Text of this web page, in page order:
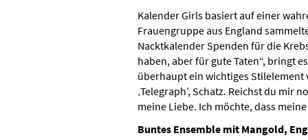
Kalender Girls basiert auf einer
Frauengruppe aus England
Nacktkalender Spenden für die
haben, aber für gute Taten“, bringt
überhaupt ein wichtiges Stilelement
‚Telegraph’, Schatz. Reichst du mir
meine Liebe. Ich möchte, dass
Buntes Ensemble mit Mangold,